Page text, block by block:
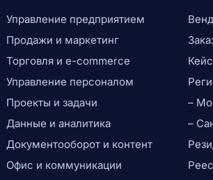
Управление предприятием
Продажи и маркетинг
Торговля и e-commerce
Управление персоналом
Проекты и задачи
Данные и аналитика
Документооборот и контент
Офис и коммуникации
–
–